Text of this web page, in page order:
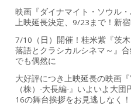
映画『ダイナマイト・ソウル
上映延長決定、9/23まで！新宿
7/10（日）開催！桂米紫『茨
落語とクラシカルシネマ～』
でも偶然に
大好評につき上映延長の映画
（株）-大長編-』いよいよ大団
16の舞台挨拶をお見逃しなく！